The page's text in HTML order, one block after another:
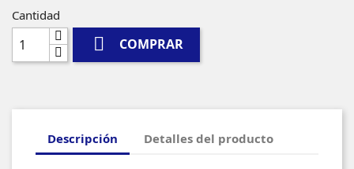
Cantidad
 COMPRAR
Descripción Detalles del producto